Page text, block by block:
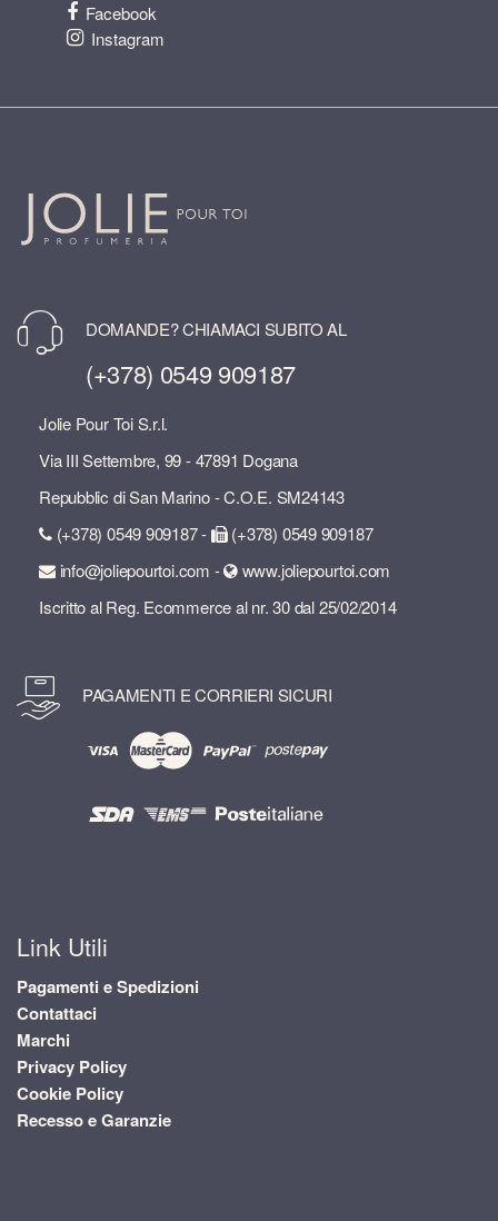
Facebook
Instagram
DOMANDE? CHIAMACI SUBITO AL
(+378) 0549 909187
Jolie Pour Toi S.r.l.
Via III Settembre, 99 - 47891 Dogana
Repubblic di San Marino - C.O.E. SM24143
(+378) 0549 909187 -
(+378) 0549 909187
info@joliepourtoi.com -
www.joliepourtoi.com
Iscritto al Reg. Ecommerce al nr. 30 dal 25/02/2014
PAGAMENTI E CORRIERI SICURI
Link Utili
Pagamenti e Spedizioni
Contattaci
Marchi
Privacy Policy
Cookie Policy
Recesso e Garanzie